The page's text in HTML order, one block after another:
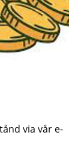
via vår e-